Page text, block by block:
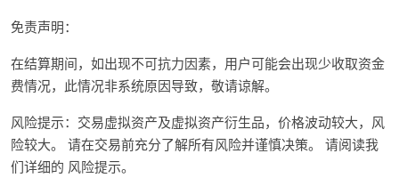
免责声明：
在结算期间，如出现不可抗力因素，用户可能会出现少收取资金
费情况，此情况非系统原因导致，敬请谅解。
风险提示：交易虚拟资产及虚拟资产衍生品，价格波动较大，风
险较大。 请在交易前充分了解所有风险并谨慎决策。 请阅读我
们详细的 风险提示。